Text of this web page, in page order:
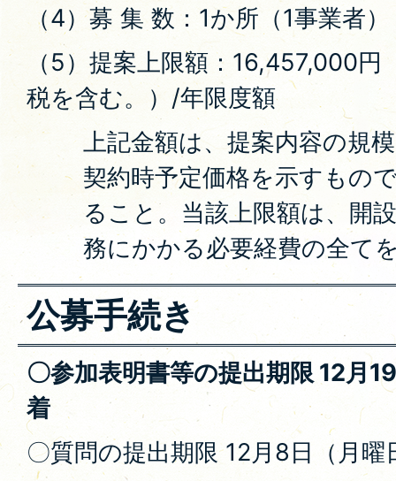
（4）募 集 数：1か所（1事業者）
（5）提案上限額：16,457,000円
税を含む。）/年限度額
上記金額は、提案内容の規
契約時予定価格を示すもの
ること。当該上限額は、開
務にかかる必要経費の全て
公募手続き
〇参加表明書等の提出期限 12月
着
〇質問の提出期限 12月8日（月曜